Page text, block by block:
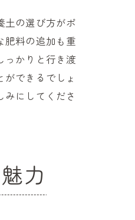
土の選び方がポ
肥料の追加も重
っかりと行き渡
できるでしょ
にしてくださ
力